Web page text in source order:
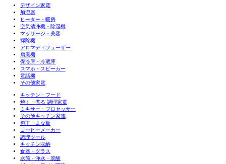
デザイン家電
加湿器
ヒーター・暖房
空気清浄機・除湿機
マッサージ・美容
掃除機
アロマディフューザー
扇風機
保冷庫・冷蔵庫
スマホ・スピーカー
電話機
その他家電
キッチン・フード
焼く・煮る 調理家電
ミキサー・プロセッサー
その他キッチン家電
包丁・まな板
コーヒーメーカー
調理ツール
キッチン収納
食器・グラス
水筒・浄水・炭酸